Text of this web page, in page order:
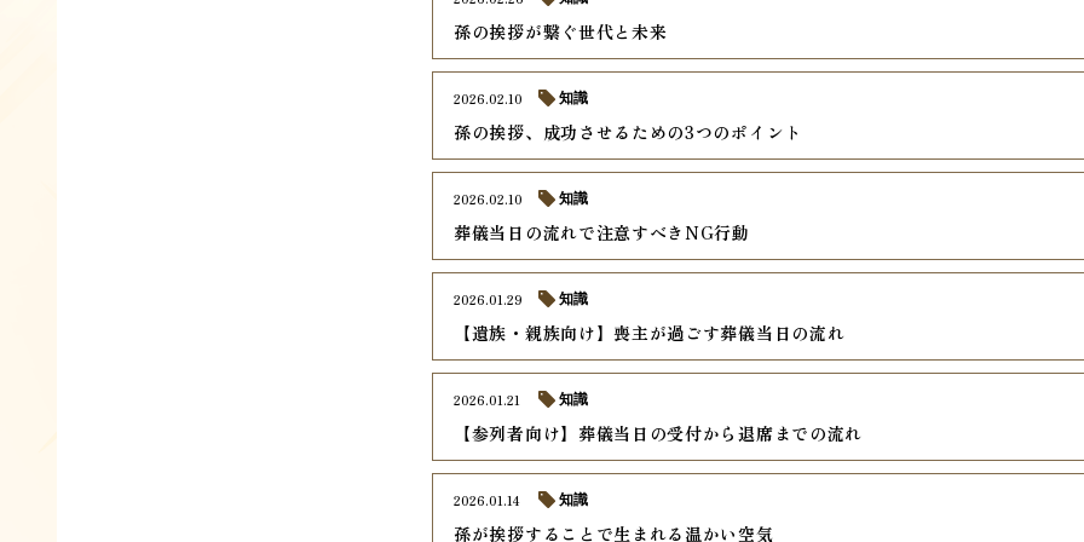
孫の挨拶が繋ぐ世代と未来
孫の挨拶、成功させるための3つのポイント
2026.02.10 知識
葬儀当日の流れで注意すべきNG行動
2026.02.10 知識
【遺族・親族向け】喪主が過ごす葬儀当日の流れ
2026.01.29 知識
【参列者向け】葬儀当日の受付から退席までの流れ
2026.01.21 知識
孫が挨拶することで生まれる温かい空気
2026.01.14 知識